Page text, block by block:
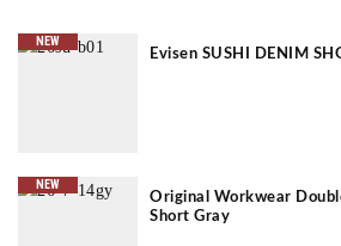
NEW
Evisen SUSHI DENIM
NEW
Original Workwear
Short Gray